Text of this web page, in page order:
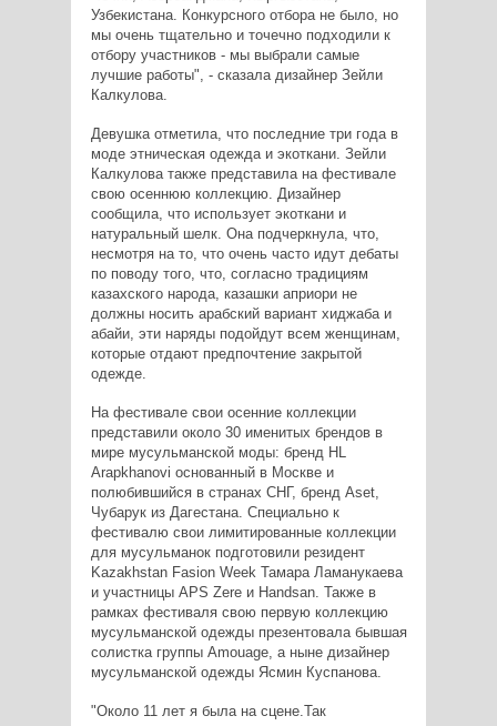
Узбекистана. Конкурсного отбора не было, но
мы очень тщательно и точечно подходили к
отбору участников - мы выбрали самые
лучшие работы", - сказала дизайнер Зейли
Калкулова.
Девушка отметила, что последние три года в
моде этническая одежда и экоткани. Зейли
Калкулова также представила на фестивале
свою осеннюю коллекцию. Дизайнер
сообщила, что использует экоткани и
натуральный шелк. Она подчеркнула, что,
несмотря на то, что очень часто идут дебаты
по поводу того, что, согласно традициям
казахского народа, казашки априори не
должны носить арабский вариант хиджаба и
абайи, эти наряды подойдут всем женщинам,
которые отдают предпочтение закрытой
одежде.
На фестивале свои осенние коллекции
представили около 30 именитых брендов в
мире мусульманской моды: бренд HL
Arapkhanovi основанный в Москве и
полюбившийся в странах СНГ, бренд Aset,
Чубарук из Дагестана. Специально к
фестивалю свои лимитированные коллекции
для мусульманок подготовили резидент
Kazakhstan Fasion Week Тамара Ламанукаева
и участницы APS Zere и Handsan. Также в
рамках фестиваля свою первую коллекцию
мусульманской одежды презентовала бывшая
солистка группы Amouage, а ныне дизайнер
мусульманской одежды Ясмин Куспанова.
"Около 11 лет я была на сцене.Так